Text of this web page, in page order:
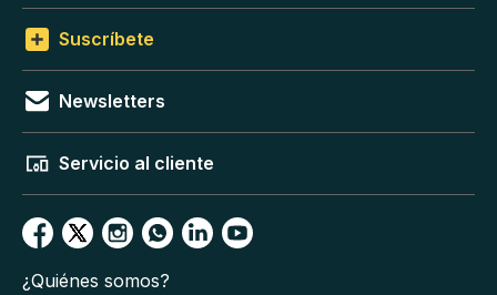
Suscríbete
Newsletters
Servicio al cliente
¿Quiénes somos?